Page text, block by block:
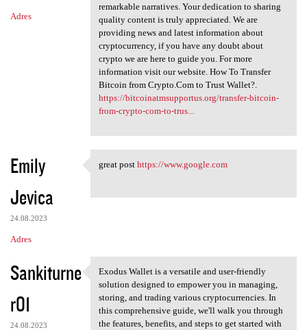
Adres
remarkable narratives. Your dedication to sharing
quality content is truly appreciated. We are
providing news and latest information about
cryptocurrency, if you have any doubt about
crypto we are here to guide you. For more
information visit our website. How To Transfer
Bitcoin from Crypto.Com to Trust Wallet?.
https://bitcoinatmsupportus.org/transfer-bitcoin-
from-crypto-com-to-trus...
Emily
Jevica
24.08.2023
Adres
great post https://www.google
great post https://www.google.com
Sankiturne
r01
24.08.2023
Exodus Wallet is a versatile
Exodus Wallet is a versatile and user-friendly
solution designed to empower you in managing,
storing, and trading various cryptocurrencies. In
this comprehensive guide, we'll walk you through
the features, benefits, and steps to get started with